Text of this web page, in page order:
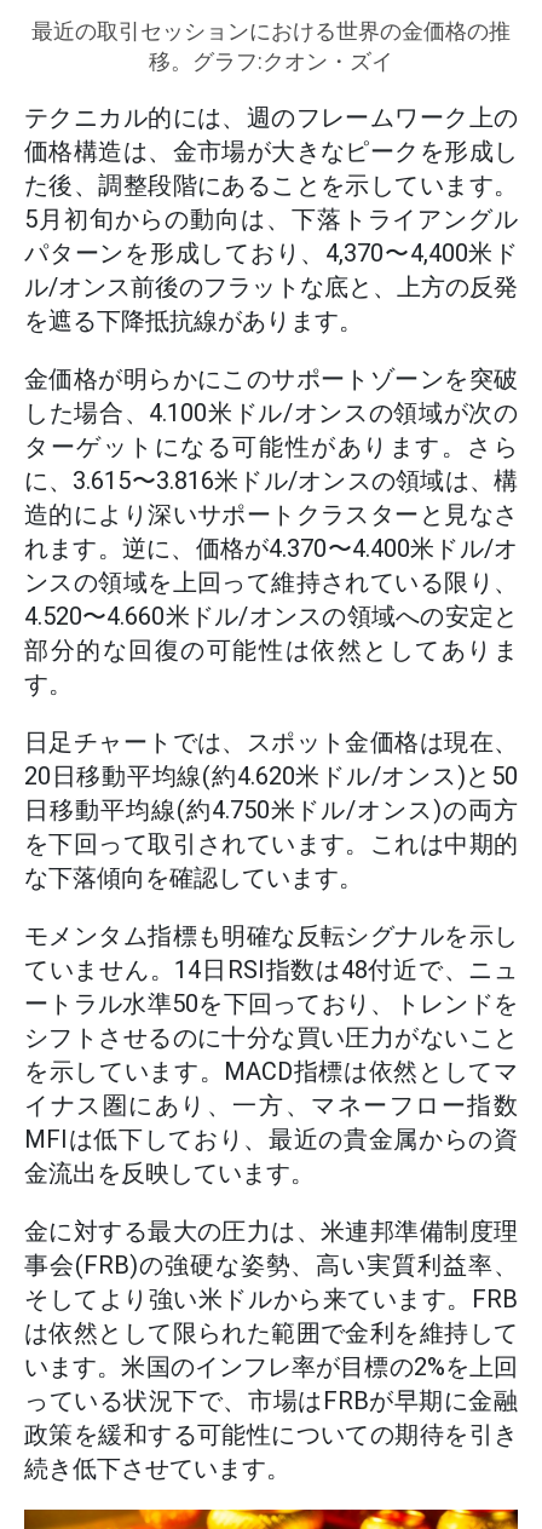
最近の取引セッションにおける世界の金価格の推
移。グラフ:クオン・ズイ
テクニカル的には、週のフレームワーク上の
価格構造は、金市場が大きなピークを形成し
た後、調整段階にあることを示しています。
5月初旬からの動向は、下落トライアングル
パターンを形成しており、4,370〜4,400米ド
ル/オンス前後のフラットな底と、上方の反発
を遮る下降抵抗線があります。
金価格が明らかにこのサポートゾーンを突破
した場合、4.100米ドル/オンスの領域が次の
ターゲットになる可能性があります。さら
に、3.615〜3.816米ドル/オンスの領域は、構
造的により深いサポートクラスターと見なさ
れます。逆に、価格が4.370〜4.400米ドル/オ
ンスの領域を上回って維持されている限り、
4.520〜4.660米ドル/オンスの領域への安定と
部分的な回復の可能性は依然としてありま
す。
日足チャートでは、スポット金価格は現在、
20日移動平均線(約4.620米ドル/オンス)と50
日移動平均線(約4.750米ドル/オンス)の両方
を下回って取引されています。これは中期的
な下落傾向を確認しています。
モメンタム指標も明確な反転シグナルを示し
ていません。14日RSI指数は48付近で、ニュ
ートラル水準50を下回っており、トレンドを
シフトさせるのに十分な買い圧力がないこと
を示しています。MACD指標は依然としてマ
イナス圏にあり、一方、マネーフロー指数
MFIは低下しており、最近の貴金属からの資
金流出を反映しています。
金に対する最大の圧力は、米連邦準備制度理
事会(FRB)の強硬な姿勢、高い実質利益率、
そしてより強い米ドルから来ています。FRB
は依然として限られた範囲で金利を維持して
います。米国のインフレ率が目標の2%を上回
っている状況下で、市場はFRBが早期に金融
政策を緩和する可能性についての期待を引き
続き低下させています。